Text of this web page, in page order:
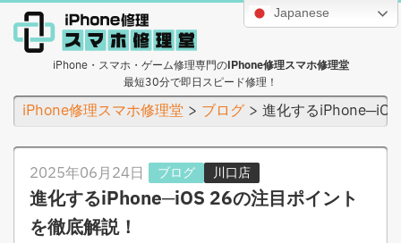
Japanese
iPhone・スマホ・ゲーム修理専門のiPhone修理スマホ修理堂
最短30分で即日スピード修理！
iPhone修理スマホ修理堂 ブログ 進化する
2025年06月24日 ブログ 川口店
進化するiPhone─iOS 26の注目ポイント
を徹底解説！